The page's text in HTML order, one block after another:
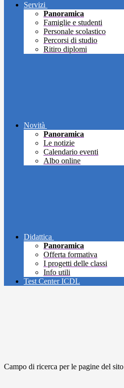
Servizi
Panoramica
Famiglie e studenti
Personale scolastico
Percorsi di studio
Ritiro diplomi
Novità
Panoramica
Le notizie
Calendario eventi
Albo online
Didattica
Panoramica
Offerta formativa
I progetti delle classi
Info utili
Test Center ICDL
Campo di ricerca per le pagine del sito